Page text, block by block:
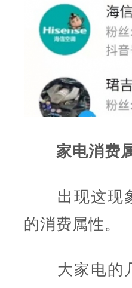
家电消费属
出现这现象
的消费属性。
大家电的几